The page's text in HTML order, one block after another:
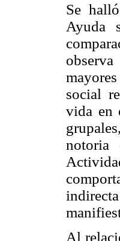
Se
Ayuda
social
vida en
notoria
Al